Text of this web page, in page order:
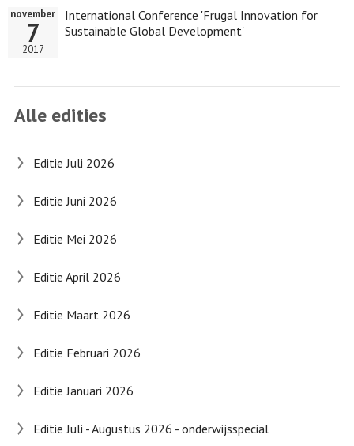
International Conference 'Frugal Innovation for
Sustainable Global Development'
november
7
2017
Alle edities
Editie Juli 2026
Editie Juni 2026
Editie Mei 2026
Editie April 2026
Editie Maart 2026
Editie Februari 2026
Editie Januari 2026
Editie Juli - Augustus 2026 - onderwijsspecial